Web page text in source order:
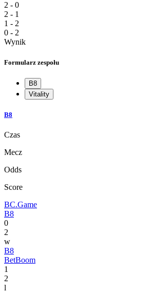
2 - 0
2 - 1
1 - 2
0 - 2
Wynik
Formularz zespołu
B8
Vitality
B8
Czas
Mecz
Odds
Score
BC.Game
B8
0
2
w
B8
BetBoom
1
2
l